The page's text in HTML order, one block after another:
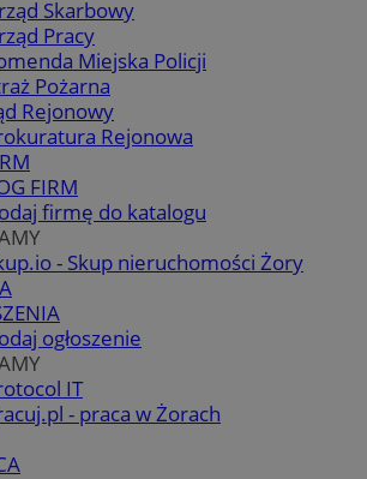
Skarbowy
Pracy
Miejska Policji
Pożarna
Rejonowy
Rejonowa
FIRM
firmę do katalogu
- Skup nieruchomości Żory
ogłoszenie
IT
- praca w Żorach